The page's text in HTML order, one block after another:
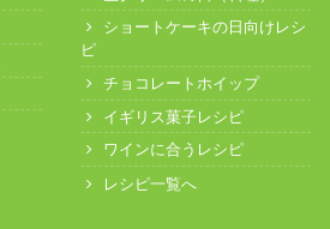
ショートケーキの日向けレシ
ピ
チョコレートホイップ
イギリス菓子レシピ
ワインに合うレシピ
レシピ一覧へ